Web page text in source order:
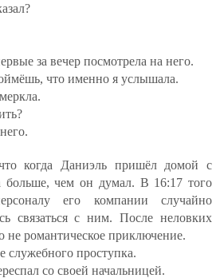
за вечер посмотрела на него.
что именно я услышала.
когда Даниэль пришёл домой с
больше, чем он думал. В 16:17 того
его компании случайно
связаться с ним. После неловких
не романтическое приключение.
служебного проступка.
со своей начальницей.